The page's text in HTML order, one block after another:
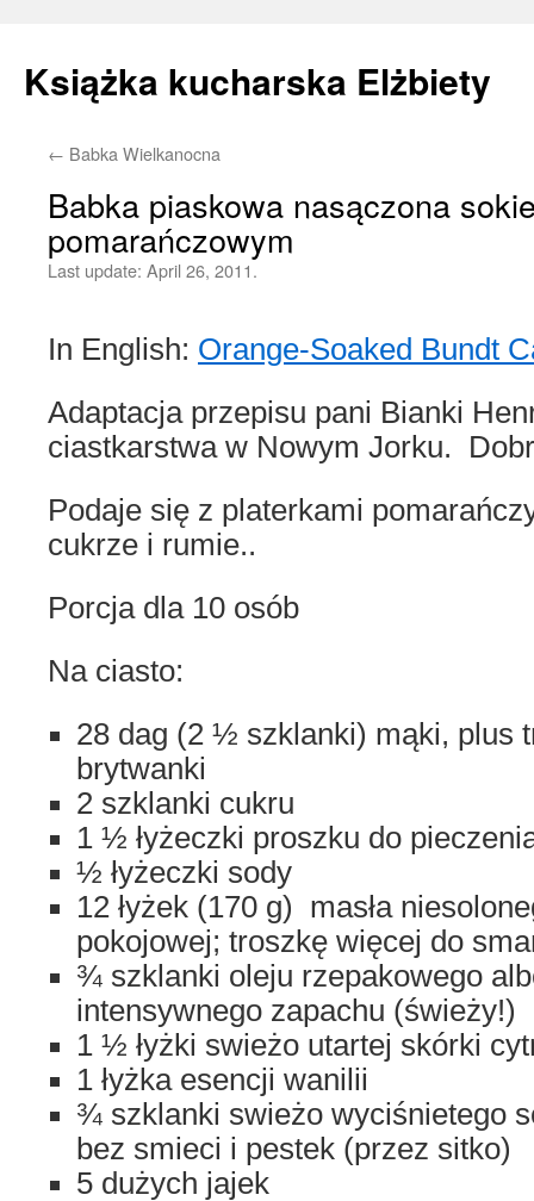
Książka kucharska Elżbiety
Skip
content
← Babka Wielkanocna
Babka piaskowa nasączona
pomarańczowym
Last update: April 26, 2011.
In English: Orange-Soaked Bundt
Adaptacja przepisu pani Bianki
ciastkarstwa w Nowym Jorku.
Podaje się z platerkami
cukrze i rumie..
Porcja dla 10 osób
Na ciasto:
28 dag (2 ½ szklanki) mąki, plus
brytwanki
2 szklanki cukru
1 ½ łyżeczki proszku do
½ łyżeczki sody
12 łyżek (170 g) masła
pokojowej; troszkę więcej do
¾ szklanki oleju rzepakowego
intensywnego zapachu (świeży!)
1 ½ łyżki swieżo utartej skórki
1 łyżka esencji wanilii
¾ szklanki swieżo wyciśnietego
bez smieci i pestek (przez sitko)
5 dużych jajek